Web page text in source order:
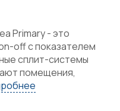
Primary - это
off с показателем
сплит-системы
помещения,